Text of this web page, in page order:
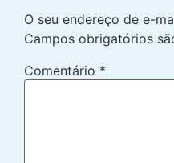
O seu endereço de e-
Campos obrigatórios
Comentário *